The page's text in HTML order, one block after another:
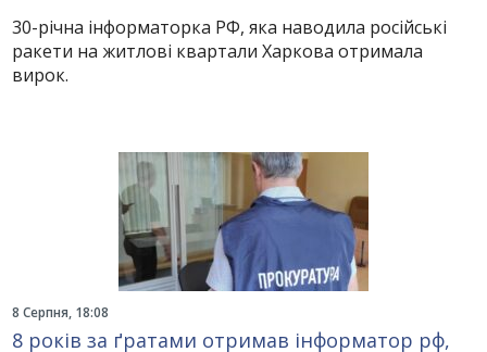
30-річна інформаторка РФ, яка наводила російські
ракети на житлові квартали Харкова отримала
вирок.
8 Серпня, 18:08
8 років за ґратами отримав інформатор рф,